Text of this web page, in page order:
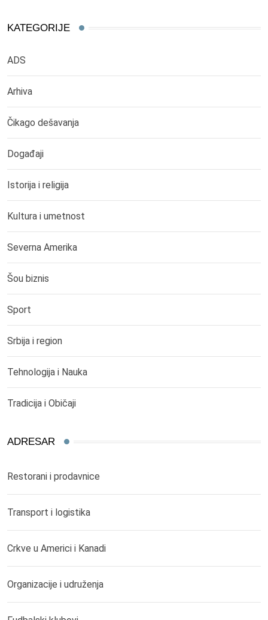
KATEGORIJE
ADS
Arhiva
Čikago dešavanja
Događaji
Istorija i religija
Kultura i umetnost
Severna Amerika
Šou biznis
Sport
Srbija i region
Tehnologija i Nauka
Tradicija i Običaji
ADRESAR
Restorani i prodavnice
Transport i logistika
Crkve u Americi i Kanadi
Organizacije i udruženja